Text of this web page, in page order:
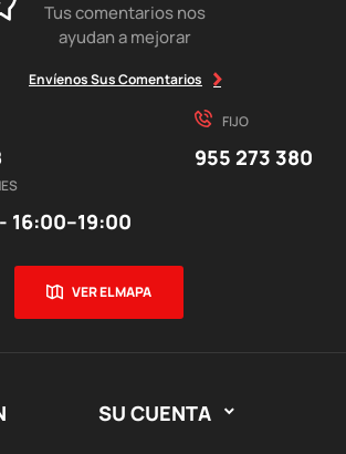
Tus comentarios nos
ayudan a mejorar
Envíenos Sus Comentarios
FIJO
955 273 380
16:00–19:00
VER EL MAPA
SU CUENTA 